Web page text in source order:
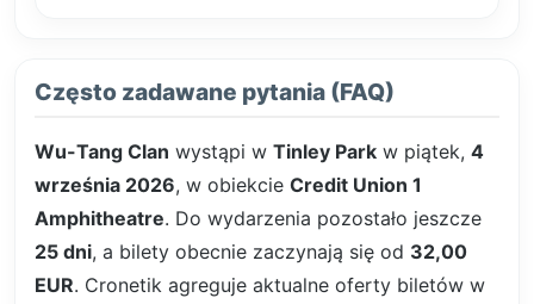
Często zadawane pytania (FAQ)
Wu-Tang Clan wystąpi w Tinley Park w piątek, 4
września 2026, w obiekcie Credit Union 1
Amphitheatre. Do wydarzenia pozostało jeszcze
25 dni, a bilety obecnie zaczynają się od 32,00
EUR. Cronetik agreguje aktualne oferty biletów w